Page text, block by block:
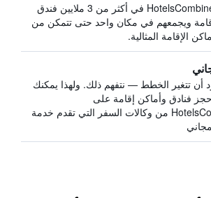
يبحث HotelsCombined في أكثر من 3 ملايين فندق
ويجمعهم في مكان واحد حتى تتمكن من
الإقامة المثالية.
أن تتغير الخطط — نتفهم ذلك. ولهذا يمكنك
فنادق وأماكن إقامة على
HotelsCombined من وكالات السفر التي تقدم خدمة